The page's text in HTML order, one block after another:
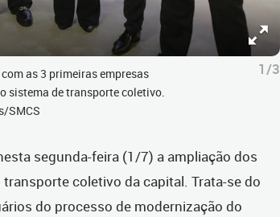
as 3 primeiras empresas
sistema de transporte coletivo.
SMCS
1/3
segunda-feira (1/7) a ampliação dos
coletivo da capital. Trata-se do
do processo de modernização do